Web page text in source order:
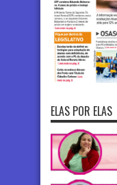
ELAS POR ELAS